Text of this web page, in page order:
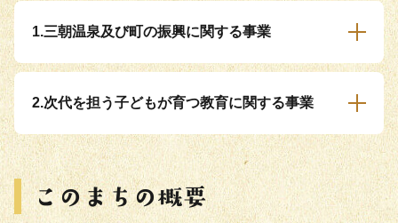
1.三朝温泉及び町の振興に関する事業
2.次代を担う子どもが育つ教育に関する事業